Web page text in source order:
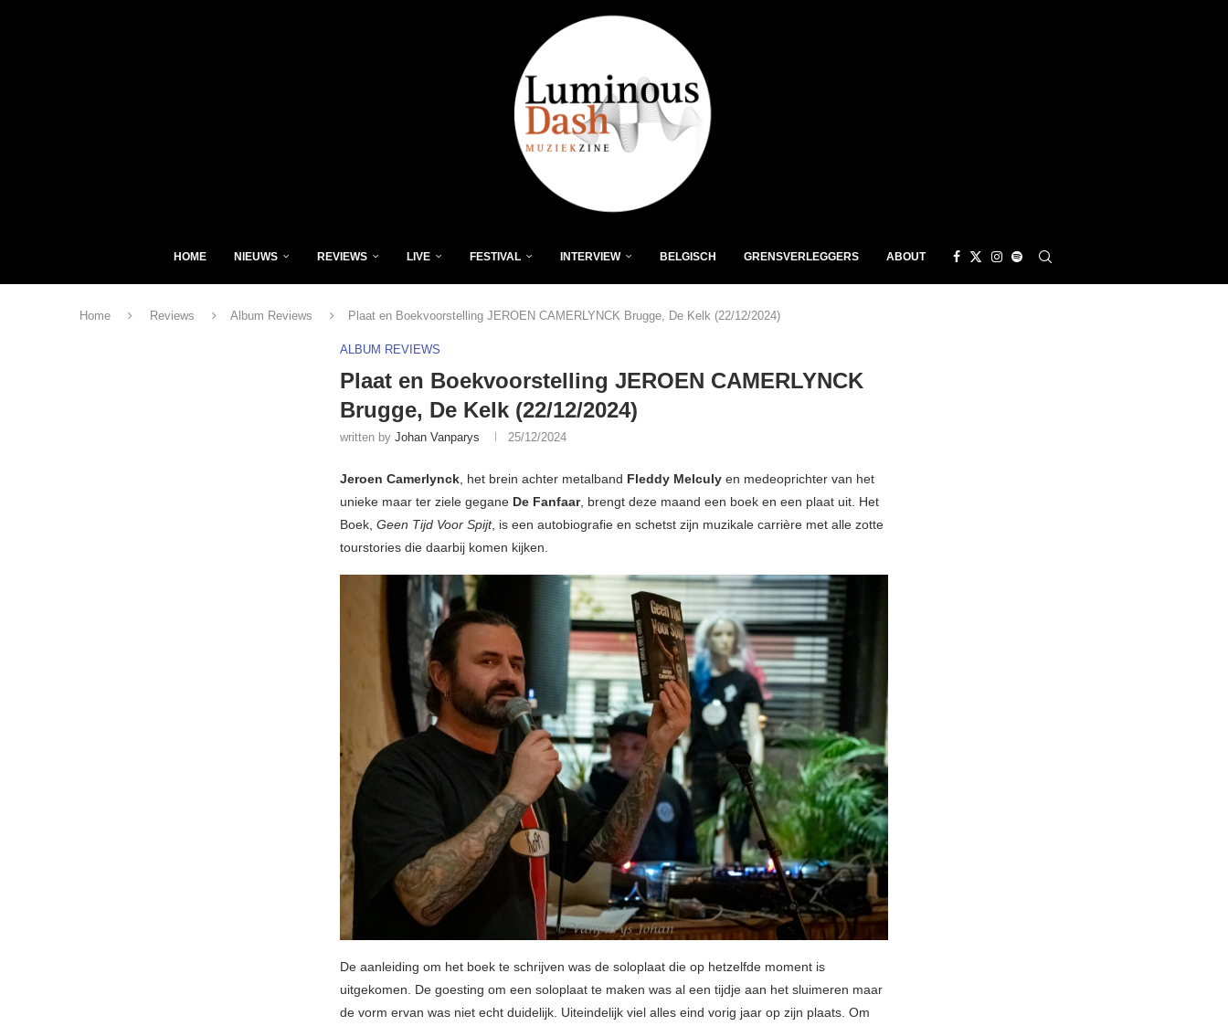
HOME NIEUWS REVIEWS LIVE FESTIVAL INTERVIEW BELGISCH GRENSVERLEGGERS ABOUT
Home Reviews Album Reviews Plaat en Boekvoorstelling JEROEN CAMERLYNCK Brugge, De Kelk (22/12/2024)
ALBUM REVIEWS
Plaat en Boekvoorstelling JEROEN CAMERLYNCK
Brugge, De Kelk (22/12/2024)
written by Johan Vanparys 25/12/2024
Jeroen Camerlynck, het brein achter metalband Fleddy Melculy en medeoprichter van het
unieke maar ter ziele gegane De Fanfaar, brengt deze maand een boek en een plaat uit. Het
Boek, Geen Tijd Voor Spijt, is een autobiografie en schetst zijn muzikale carrière met alle zotte
tourstories die daarbij komen kijken.
De aanleiding om het boek te schrijven was de soloplaat die op hetzelfde moment is
uitgekomen. De goesting om een soloplaat te maken was al een tijdje aan het sluimeren maar
de vorm ervan was niet echt duidelijk. Uiteindelijk viel alles eind vorig jaar op zijn plaats. Om